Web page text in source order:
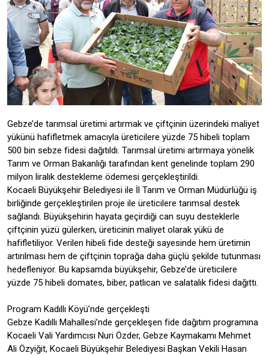
Gebze’de tarımsal üretimi artırmak ve çiftçinin üzerindeki maliyet
yükünü hafifletmek amacıyla üreticilere yüzde 75 hibeli toplam
500 bin sebze fidesi dağıtıldı. Tarımsal üretimi artırmaya yönelik
Tarım ve Orman Bakanlığı tarafından kent genelinde toplam 290
milyon liralık destekleme ödemesi gerçekleştirildi.
Kocaeli Büyükşehir Belediyesi ile İl Tarım ve Orman Müdürlüğü iş
birliğinde gerçekleştirilen proje ile üreticilere tarımsal destek
sağlandı. Büyükşehirin hayata geçirdiği can suyu desteklerle
çiftçinin yüzü gülerken, üreticinin maliyet olarak yükü de
hafifletiliyor. Verilen hibeli fide desteği sayesinde hem üretimin
artırılması hem de çiftçinin toprağa daha güçlü şekilde tutunması
hedefleniyor. Bu kapsamda büyükşehir, Gebze’de üreticilere
yüzde 75 hibeli domates, biber, patlıcan ve salatalık fidesi dağıttı.
Program Kadıllı Köyü’nde gerçekleşti
Gebze Kadıllı Mahallesi’nde gerçekleşen fide dağıtım programına
Kocaeli Vali Yardımcısı Nuri Özder, Gebze Kaymakamı Mehmet
Ali Özyiğit, Kocaeli Büyükşehir Belediyesi Başkan Vekili Hasan